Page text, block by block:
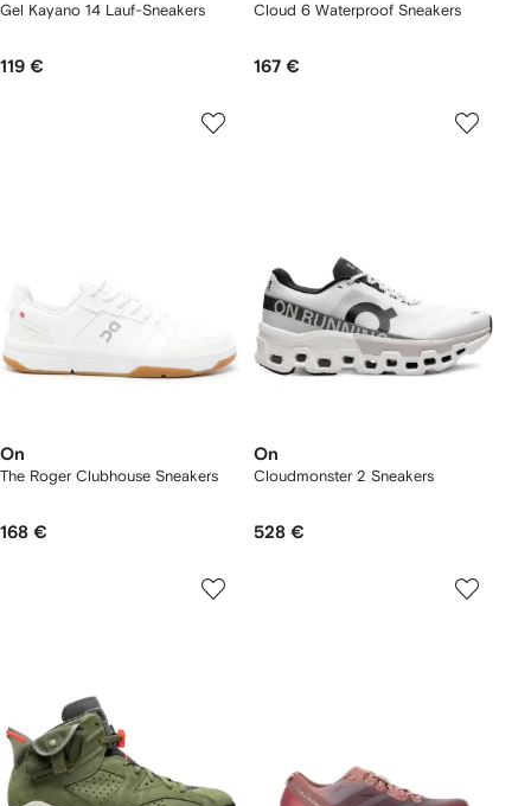
Gel Kayano 14 Lauf-Sneakers
119 €
Cloud 6 Waterproof Sneakers
167 €
On
The Roger Clubhouse Sneakers
168 €
On
Cloudmonster 2 Sneakers
528 €